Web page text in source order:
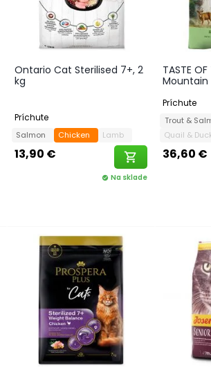
Ontario Cat Sterilised 7+, 2
kg
Príchute
Salmon Chicken Lamb
13,90 € shopping_cart
check_circle Na sklade
TASTE
Mountain
Príchute
Trout &
Quail &
36,60 €